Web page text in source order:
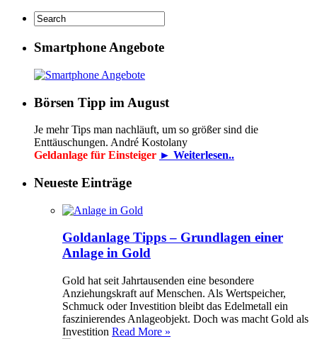
Smartphone Angebote
Börsen Tipp im August
Je mehr Tips man nachläuft, um so größer sind die
Enttäuschungen. André Kostolany
Geldanlage für Einsteiger ► Weiterlesen..
Neueste Einträge
Goldanlage Tipps – Grundlagen einer
Anlage in Gold
Gold hat seit Jahrtausenden eine besondere
Anziehungskraft auf Menschen. Als Wertspeicher,
Schmuck oder Investition bleibt das Edelmetall ein
faszinierendes Anlageobjekt. Doch was macht Gold als
Investition Read More »